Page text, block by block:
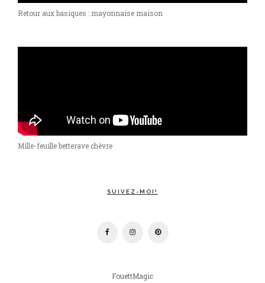
Retour aux basiques : mayonnaise maison
Mille-feuille betterave chèvre
SUIVEZ-MOI!
FouettMagic